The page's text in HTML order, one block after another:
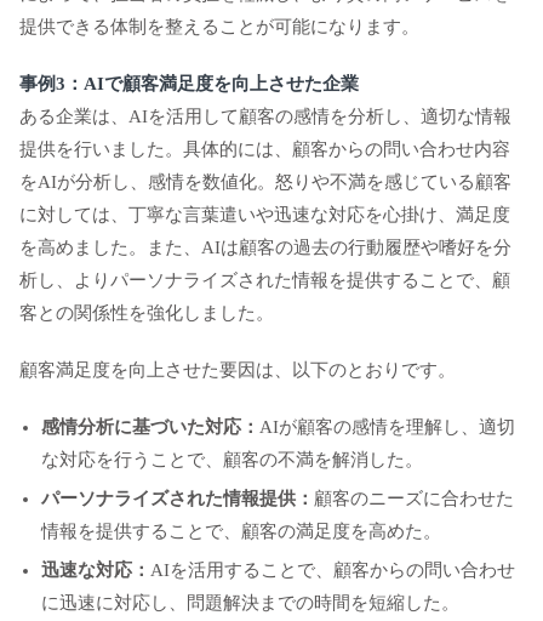
提供できる体制を整えることが可能になります。
事例3：AIで顧客満足度を向上させた企業
ある企業は、AIを活用して顧客の感情を分析し、適切な情報
提供を行いました。具体的には、顧客からの問い合わせ内容
をAIが分析し、感情を数値化。怒りや不満を感じている顧客
に対しては、丁寧な言葉遣いや迅速な対応を心掛け、満足度
を高めました。また、AIは顧客の過去の行動履歴や嗜好を分
析し、よりパーソナライズされた情報を提供することで、顧
客との関係性を強化しました。
顧客満足度を向上させた要因は、以下のとおりです。
感情分析に基づいた対応： AIが顧客の感情を理解し、適切
な対応を行うことで、顧客の不満を解消した。
パーソナライズされた情報提供： 顧客のニーズに合わせた
情報を提供することで、顧客の満足度を高めた。
迅速な対応： AIを活用することで、顧客からの問い合わせ
に迅速に対応し、問題解決までの時間を短縮した。